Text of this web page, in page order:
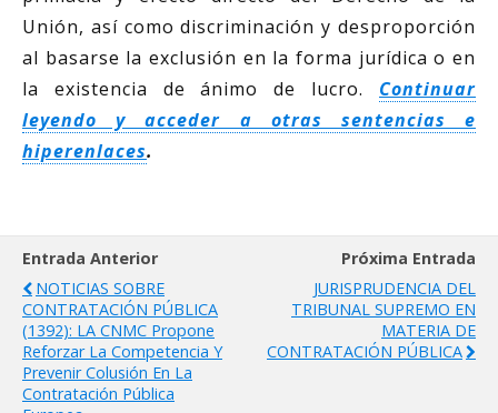
Unión, así como discriminación y desproporción
al basarse la exclusión en la forma jurídica o en
la existencia de ánimo de lucro. Continuar
leyendo y acceder a otras sentencias e
hiperenlaces.
Entrada Anterior
NOTICIAS SOBRE
CONTRATACIÓN PÚBLICA
(1392): LA CNMC Propone
Reforzar La Competencia Y
Prevenir Colusión En La
Contratación Pública
Próxima Entrada
JURISPRUDENCIA DEL
TRIBUNAL SUPREMO EN
MATERIA DE
CONTRATACIÓN PÚBLICA